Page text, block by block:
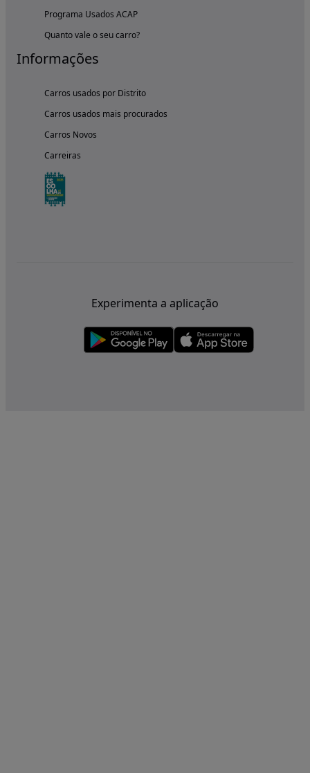
Programa Usados ACAP
Quanto vale o seu carro?
Informações
Carros usados por Distrito
Carros usados mais procurados
Carros Novos
Carreiras
Experimenta a aplicação